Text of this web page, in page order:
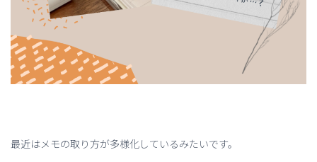
最近はメモの取り方が多様化しているみたいです。